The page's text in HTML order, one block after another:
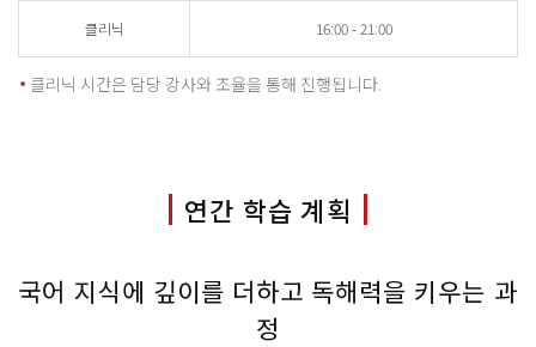
클리닉 16:00 - 21:00
클리닉 시간은 담당 강사와 조율을 통해 진행됩니다.
연간 학습 계획
국어 지식에 깊이를 더하고 독해력을 키우는 과
정